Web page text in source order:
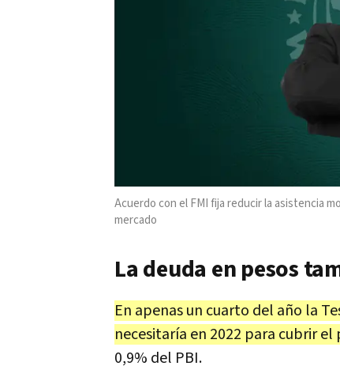
Acuerdo con el FMI fija reducir la asistencia
mercado
La deuda en pesos
En apenas un cuarto del año la
necesitaría en 2022 para cubrir
0,9% del PBI.